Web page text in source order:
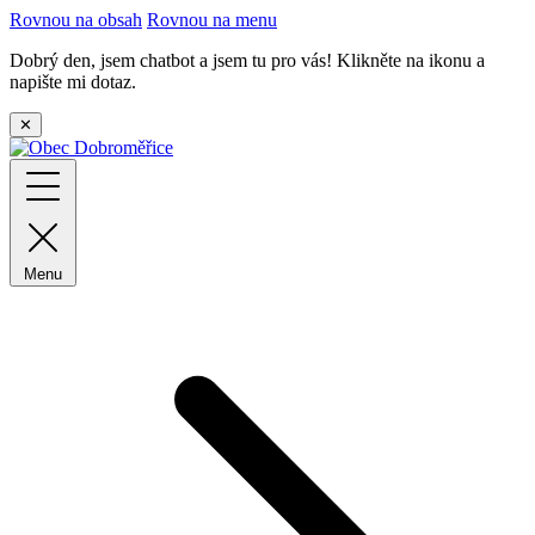
Rovnou na obsah Rovnou na menu
Dobrý den, jsem chatbot a jsem tu pro vás! Klikněte na ikonu a
napište mi dotaz.
✕
Menu